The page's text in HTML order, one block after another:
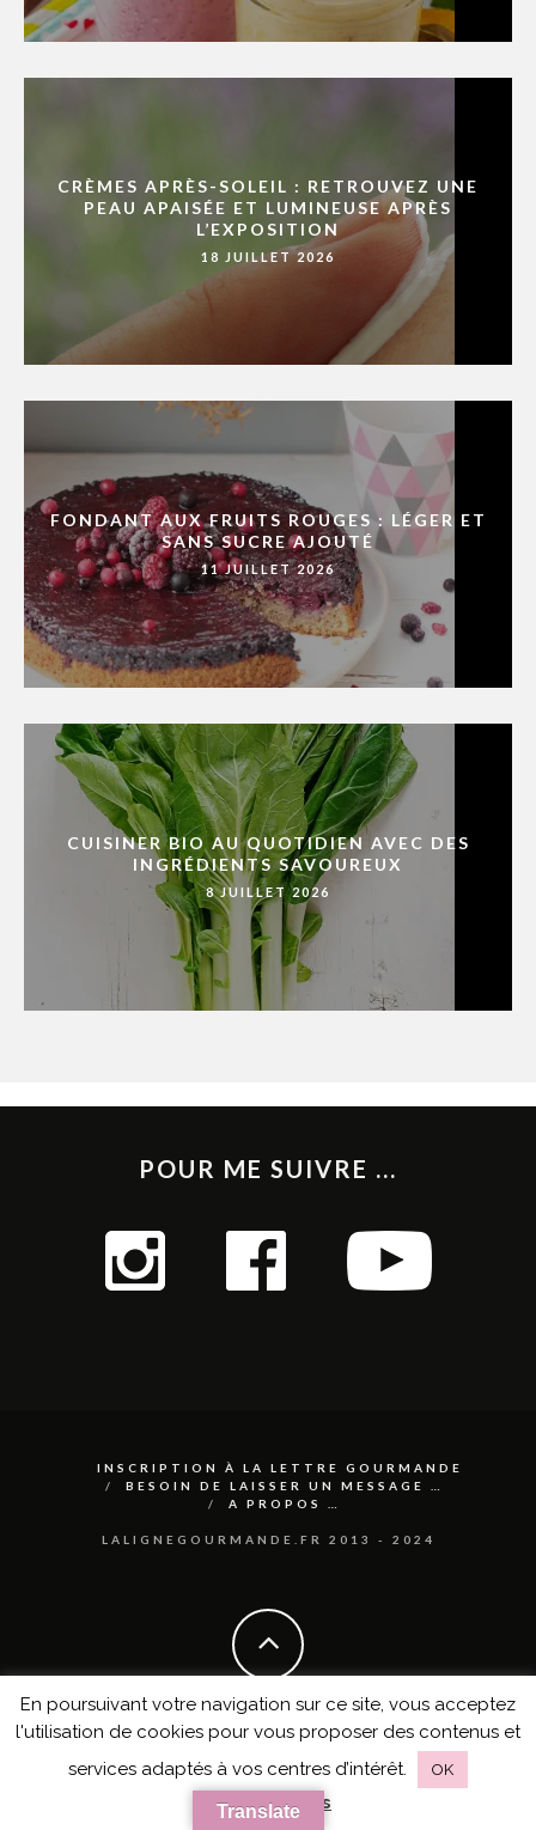
CRÈMES APRÈS-SOLEIL : RETROUVEZ UNE
PEAU APAISÉE ET LUMINEUSE APRÈS
L’EXPOSITION
18 JUILLET 2026
FONDANT AUX FRUITS ROUGES : LÉGER ET
SANS SUCRE AJOUTÉ
11 JUILLET 2026
CUISINER BIO AU QUOTIDIEN AVEC DES
INGRÉDIENTS SAVOUREUX
8 JUILLET 2026
POUR ME SUIVRE ...
INSCRIPTION À LA LETTRE GOURMANDE
BESOIN DE LAISSER UN MESSAGE …
A PROPOS …
LALIGNEGOURMANDE.FR 2013 - 2024
En poursuivant votre navigation sur ce site, vous acceptez
l'utilisation de cookies pour vous proposer des contenus et
services adaptés à vos centres d’intérêt.
OK
en savoir plus
Translate